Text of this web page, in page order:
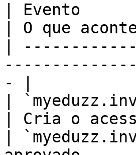
| Evento
| O que
|
- |
|
| Cria o
|